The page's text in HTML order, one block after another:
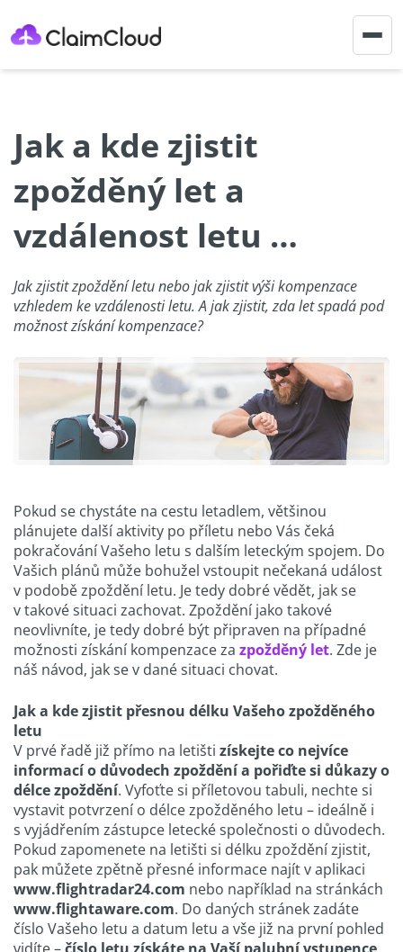
Jak a kde zjistit
zpožděný let a
vzdálenost letu …
Jak zjistit zpoždění letu nebo jak zjistit výši kompenzace
vzhledem ke vzdálenosti letu. A jak zjistit, zda let spadá pod
možnost získání kompenzace?
Pokud se chystáte na cestu letadlem, většinou
plánujete další aktivity po příletu nebo Vás čeká
pokračování Vašeho letu s dalším leteckým spojem. Do
Vašich plánů může bohužel vstoupit nečekaná událost
v podobě zpoždění letu. Je tedy dobré vědět, jak se
v takové situaci zachovat. Zpoždění jako takové
neovlivníte, je tedy dobré být připraven na případné
možnosti získání kompenzace za zpožděný let. Zde je
náš návod, jak se v dané situaci chovat.
Jak a kde zjistit přesnou délku Vašeho zpožděného
letu
V prvé řadě již přímo na letišti získejte co nejvíce
informací o důvodech zpoždění a pořiďte si důkazy o
délce zpoždění. Vyfoťte si příletovou tabuli, nechte si
vystavit potvrzení o délce zpožděného letu – ideálně i
s vyjádřením zástupce letecké společnosti o důvodech.
Pokud zapomenete na letišti si délku zpoždění zjistit,
pak můžete zpětně přesné informace najít v aplikaci
www.flightradar24.com nebo například na stránkách
www.flightaware.com. Do daných stránek zadáte
číslo Vašeho letu a datum letu a vše již na první pohled